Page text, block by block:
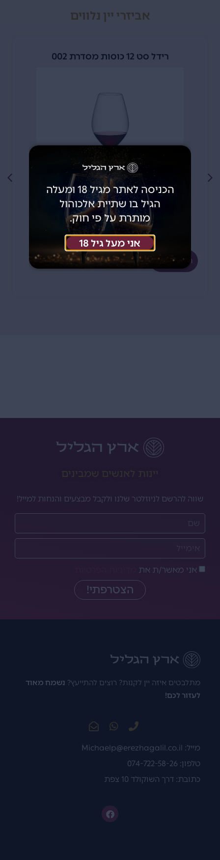
אביזרי יין נלווים
רידל סט 12 כוסות מסדרת 002
₪420
הוספה לסל
יינות לאנשים שמבינים
שווה להרשם לניוזלטר שלנו ולקבל מבצעים והנחות למייל!
אני מאשר/ת את
הצטרפתי!
מתלבטים איזה יין לקנות? רוצים להתייעץ? נשמח מאוד
לעזור לכם!
מייל: Michaelp@erezhagalil.co.il
טלפון: 074-722-58-26
כתובת: דרך השוקולד 10 צפת
הכניסה לאתר מגיל 18 ומעלה
הגיל בו שתיית אלכוהול
מותרת על פי חוק.
אני מעל גיל 18